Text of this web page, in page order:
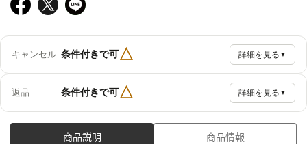
キャンセル 条件付きで可△ 詳細を見る ▼
返品 条件付きで可△ 詳細を見る ▼
商品説明 商品情報